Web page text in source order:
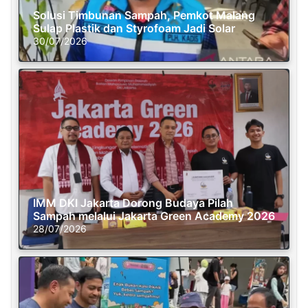
Solusi Timbunan Sampah, Pemkot Malang
Sulap Plastik dan Styrofoam Jadi Solar
30/07/2026
IMM DKI Jakarta Dorong Budaya Pilah
Sampah melalui Jakarta Green Academy 2026
28/07/2026